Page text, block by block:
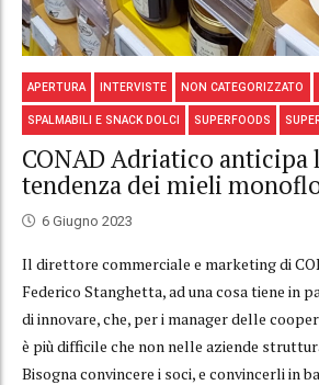
APERTURA INTERVISTE NON CATEGORIZZATO
SPALMABILI E SNACK DOLCI SUPERFOODS
CONAD Adriatico anticipa
tendenza dei mieli
6 Giugno 2023
Il direttore commerciale e marketing di
Federico Stanghetta, ad una cosa tiene in
di innovare, che, per i manager delle
è più difficile che non nelle aziende
Bisogna convincere i soci, e convincerli in